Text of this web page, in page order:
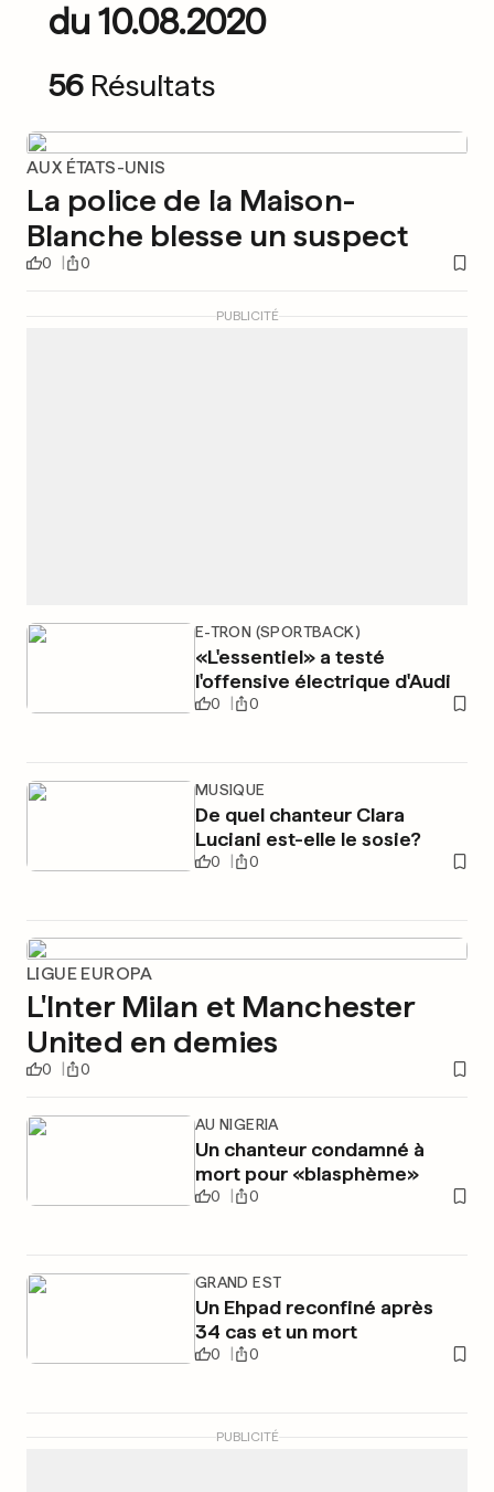
du 10.08.2020
56 Résultats
AUX ÉTATS-UNIS
La police de la Maison-
Blanche blesse un suspect
0 0
E-TRON (SPORTBACK)
«L'essentiel» a testé
l'offensive électrique d'Audi
0 0
MUSIQUE
De quel chanteur Clara
Luciani est-elle le sosie?
0 0
PUBLICITÉ
LIGUE EUROPA
L'Inter Milan et Manchester
United en demies
0 0
AU NIGERIA
Un chanteur condamné à
mort pour «blasphème»
0 0
GRAND EST
Un Ehpad reconfiné après
34 cas et un mort
0 0
PUBLICITÉ